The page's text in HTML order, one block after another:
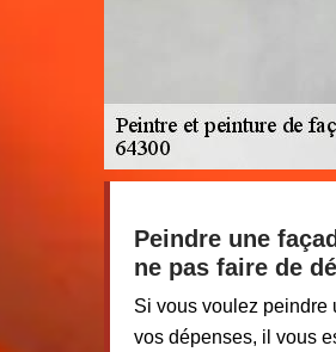
Peindre une
ne pas faire de
Si vous voulez peindre
vos dépenses, il vous